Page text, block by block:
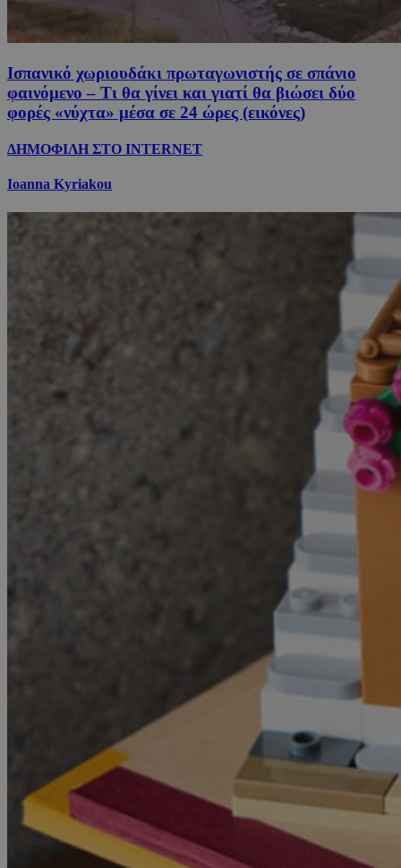
Ισπανικό χωριουδάκι πρωταγωνιστής σε σπάνιο
φαινόμενο – Τι θα γίνει και γιατί θα βιώσει δύο
φορές «νύχτα» μέσα σε 24 ώρες (εικόνες)
ΔΗΜΟΦΙΛΗ ΣΤΟ INTERNET
Ioanna Kyriakou